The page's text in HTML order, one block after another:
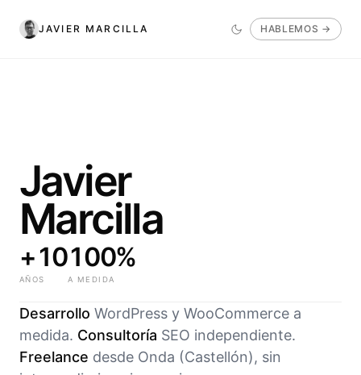
JAVIER MARCILLA HABLEMOS →
Javier
Marcilla
+10
AÑOS
100%
A MEDIDA
Desarrollo WordPress y WooCommerce a
medida. Consultoría SEO independiente.
Freelance desde Onda (Castellón), sin